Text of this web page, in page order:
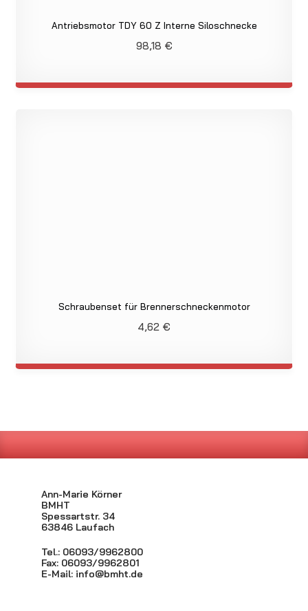
Antriebsmotor TDY 60 Z Interne Siloschnecke
98,18 €
Schraubenset für Brennerschneckenmotor
4,62 €
Ann-Marie Körner
BMHT
Spessartstr. 34
63846 Laufach
Tel.: 06093/9962800
Fax: 06093/9962801
E-Mail: info@bmht.de